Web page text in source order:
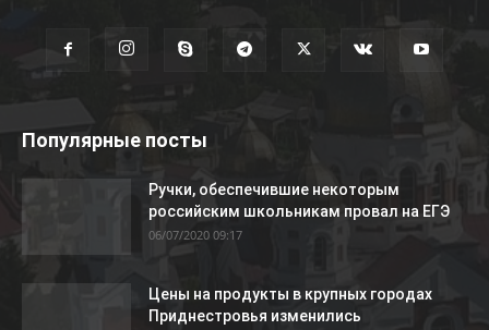
Популярные посты
Ручки, обеспечившие некоторым
российским школьникам провал на ЕГЭ
06/07/2020 09:17
Цены на продукты в крупных городах
Приднестровья изменились